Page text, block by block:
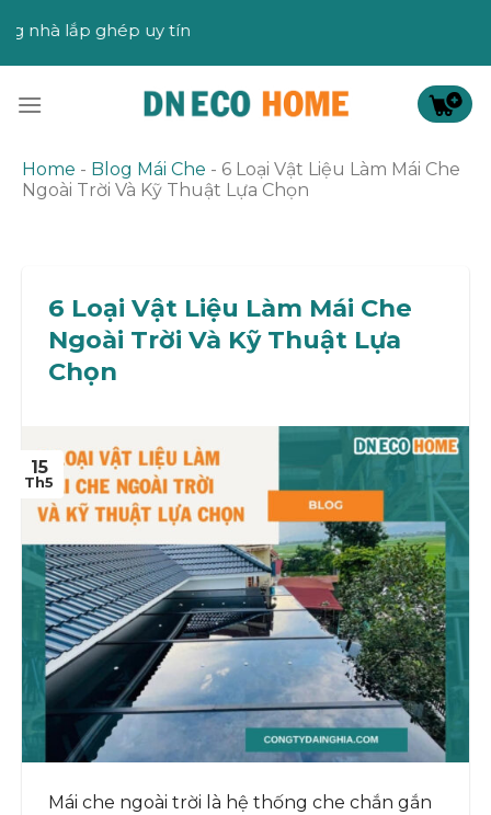
to
content
Home - Blog Mái Che - 6 Loại Vật Liệu Làm Mái Che
Ngoài Trời Và Kỹ Thuật Lựa Chọn
6 Loại Vật Liệu Làm Mái Che
Ngoài Trời Và Kỹ Thuật Lựa
Chọn
15
Th5
Mái che ngoài trời là hệ thống che chắn gắn